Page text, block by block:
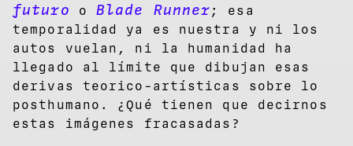
futuro o Blade Runner ; esa
temporalidad ya es nuestra y ni los
autos vuelan, ni la humanidad ha
llegado al límite que dibujan esas
derivas teorico-artísticas sobre lo
posthumano. ¿Qué tienen que decirnos
estas imágenes fracasadas?